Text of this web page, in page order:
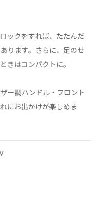
ックをすれば、たたんだ
ります。さらに、足のせ
きはコンパクトに。
ー調ハンドル・フロント
にお出かけが楽しめま